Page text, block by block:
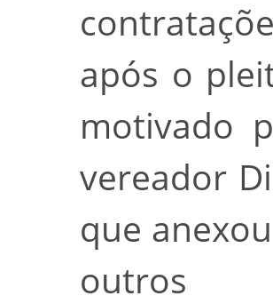
após o
motivado
vereador
que
outros